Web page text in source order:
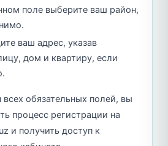
поле выберите ваш район,
ваш адрес, указав
дом и квартиру, если
всех обязательных полей, вы
процесс регистрации на
и получить доступ к